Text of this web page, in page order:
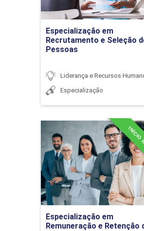
36
LIDERANÇA E
EQUIPES
36
Especialização em
Recrutamento e Seleção
Pessoas
Liderança e Recursos
Especialização
Especialização em
Remuneração e Retenção
Remuneração e
de
Detalhes do